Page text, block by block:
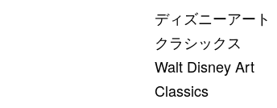
ディズニーアート
クラシックス
Walt Disney Art
Classics